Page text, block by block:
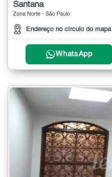
Santana
Zona Norte - São Paulo
Endereço no círculo do mapa
WhatsApp